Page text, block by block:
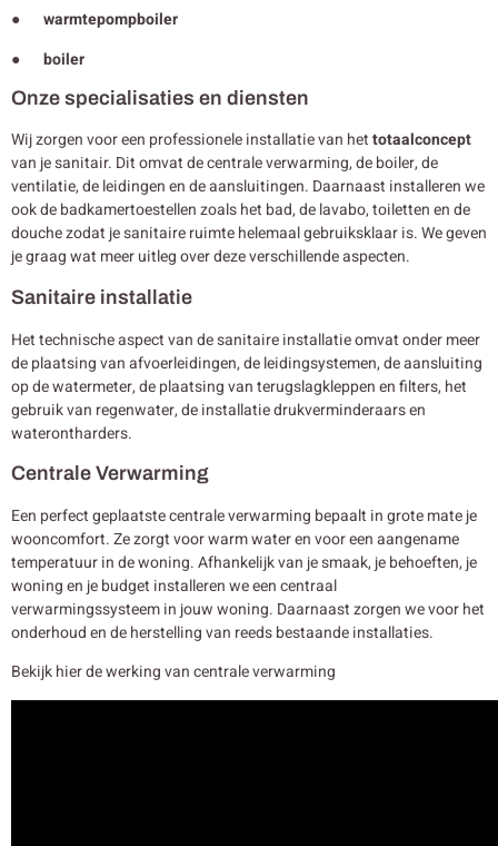
● warmtepompboiler
● boiler
Onze specialisaties en diensten
Wij zorgen voor een professionele installatie van hettotaalconcept
van je sanitair. Dit omvat de centrale verwarming, de boiler, de
ventilatie, de leidingen en de aansluitingen. Daarnaast installeren we
ook de badkamertoestellen zoals het bad, de lavabo, toiletten en de
douche zodat je sanitaire ruimte helemaal gebruiksklaar is. We geven
je graag wat meer uitleg over deze verschillende aspecten.
Sanitaire installatie
Het technische aspect van de sanitaire installatie omvat onder meer
de plaatsing van afvoerleidingen, de leidingsystemen, de aansluiting
op de watermeter, de plaatsing van terugslagkleppen en filters, het
gebruik van regenwater, de installatie drukverminderaars en
waterontharders.
Centrale Verwarming
Een perfect geplaatste centrale verwarming bepaalt in grote mate je
wooncomfort. Ze zorgt voor warm water en voor een aangename
temperatuur in de woning. Afhankelijk van je smaak, je behoeften, je
woning en je budget installeren we een centraal
verwarmingssysteem in jouw woning. Daarnaast zorgen we voor het
onderhoud en de herstelling van reeds bestaande installaties.
Bekijk hier de werking van centrale verwarming